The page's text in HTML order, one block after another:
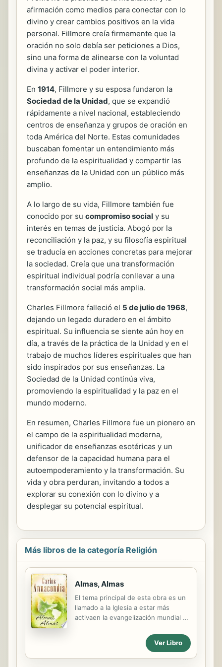
afirmación como medios para conectar con lo
divino y crear cambios positivos en la vida
personal. Fillmore creía firmemente que la
oración no solo debía ser peticiones a Dios,
sino una forma de alinearse con la voluntad
divina y activar el poder interior.
En 1914, Fillmore y su esposa fundaron la
Sociedad de la Unidad, que se expandió
rápidamente a nivel nacional, estableciendo
centros de enseñanza y grupos de oración en
toda América del Norte. Estas comunidades
buscaban fomentar un entendimiento más
profundo de la espiritualidad y compartir las
enseñanzas de la Unidad con un público más
amplio.
A lo largo de su vida, Fillmore también fue
conocido por su compromiso social y su
interés en temas de justicia. Abogó por la
reconciliación y la paz, y su filosofía espiritual
se traducía en acciones concretas para mejorar
la sociedad. Creía que una transformación
espiritual individual podría conllevar a una
transformación social más amplia.
Charles Fillmore falleció el 5 de julio de 1968,
dejando un legado duradero en el ámbito
espiritual. Su influencia se siente aún hoy en
día, a través de la práctica de la Unidad y en el
trabajo de muchos líderes espirituales que han
sido inspirados por sus enseñanzas. La
Sociedad de la Unidad continúa viva,
promoviendo la espiritualidad y la paz en el
mundo moderno.
En resumen, Charles Fillmore fue un pionero en
el campo de la espiritualidad moderna,
unificador de enseñanzas esotéricas y un
defensor de la capacidad humana para el
autoempoderamiento y la transformación. Su
vida y obra perduran, invitando a todos a
explorar su conexión con lo divino y a
desplegar su potencial espiritual.
Más libros de la categoría Religión
Almas, Almas
El tema principal de esta obra es un
llamado a la Iglesia a estar más
activaen la evangelización mundial y
Annacondia presenta este libro con
la premisa de que aunque estábamos
muertos en pecadoy sujeción, Dios
Ver Libro